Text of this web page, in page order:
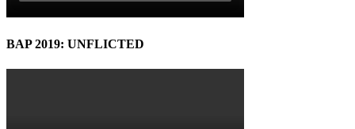
BAP 2019: UNFLICTED